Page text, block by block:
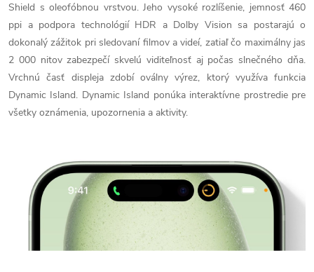
Shield s oleofóbnou vrstvou. Jeho vysoké rozlíšenie, jemnosť 460
ppi a podpora technológií HDR a Dolby Vision sa postarajú o
dokonalý zážitok pri sledovaní filmov a videí, zatiaľ čo maximálny jas
2 000 nitov zabezpečí skvelú viditeľnosť aj počas slnečného dňa.
Vrchnú časť displeja zdobí oválny výrez, ktorý využíva funkcia
Dynamic Island. Dynamic Island ponúka interaktívne prostredie pre
všetky oznámenia, upozornenia a aktivity.